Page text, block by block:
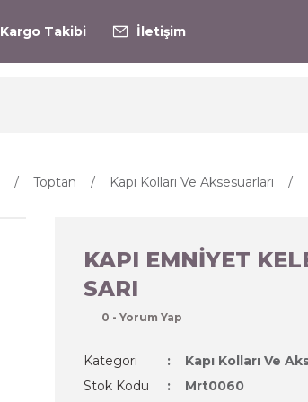
Kargo Takibi İletişim
Toptan Kapı Kolları Ve Aksesuarları
KAPI EMNİYET
SARI
0 - Yorum Yap
Kategori
Kapı Kolları Ve
Stok Kodu
Mrt0060